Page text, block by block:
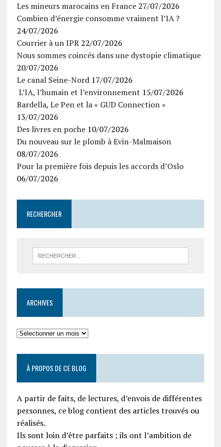
Les mineurs marocains en France 27/07/2026
Combien d’énergie consomme vraiment l’IA ?
24/07/2026
Courrier à un IPR 22/07/2026
Nous sommes coincés dans une dystopie climatique
20/07/2026
Le canal Seine-Nord 17/07/2026
L’IA, l’humain et l’environnement 15/07/2026
Bardella, Le Pen et la « GUD Connection »
13/07/2026
Des livres en poche 10/07/2026
Du nouveau sur le plomb à Evin-Malmaison
08/07/2026
Pour la première fois depuis les accords d’Oslo
06/07/2026
RECHERCHER
ARCHIVES
À PROPOS DE CE BLOG
A partir de faits, de lectures, d’envois de différentes
personnes, ce blog contient des articles trouvés ou
réalisés.
Ils sont loin d’être parfaits ; ils ont l’ambition de